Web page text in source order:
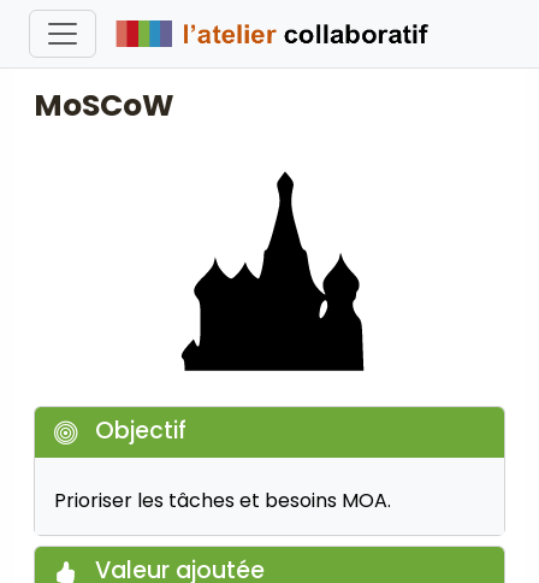
MoSCoW
Objectif
Prioriser les tâches et besoins MOA.
Valeur ajoutée